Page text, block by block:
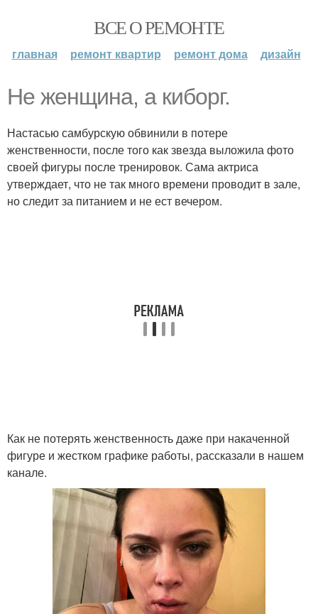
ВСЕ О РЕМОНТЕ
главная ремонт квартир ремонт дома дизайн
Не женщина, а киборг.
Настасью самбурскую обвинили в потере
женственности, после того как звезда выложила фото
своей фигуры после тренировок. Сама актриса
утверждает, что не так много времени проводит в зале,
но следит за питанием и не ест вечером.
Как не потерять женственность даже при накаченной
фигуре и жестком графике работы, рассказали в нашем
канале.